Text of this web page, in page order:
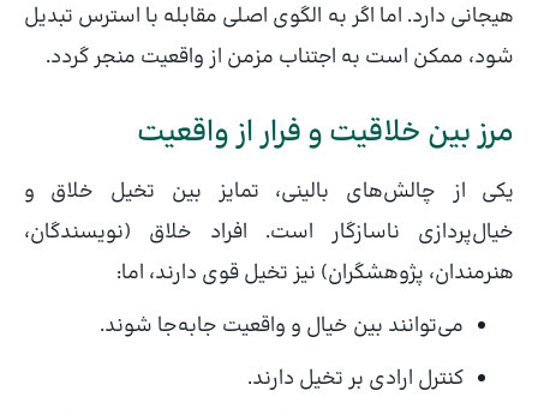
هیجانی دارد. اما اگر به الگوی اصلی مقابله با استرس تبدیل
شود، ممکن است به اجتناب مزمن از واقعیت منجر گردد.
مرز بین خلاقیت و فرار از واقعیت
یکی از چالش‌های بالینی، تمایز بین تخیل خلاق و
خیال‌پردازی ناسازگار است. افراد خلاق (نویسندگان،
هنرمندان، پژوهشگران) نیز تخیل قوی دارند، اما:
می‌توانند بین خیال و واقعیت جابه‌جا شوند.
کنترل ارادی بر تخیل دارند.